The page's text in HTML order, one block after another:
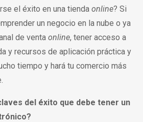
el éxito en una tienda online? Si
un negocio en la nube o ya
de venta online, tener acceso a
y recursos de aplicación práctica y
tiempo y hará tu comercio más
del éxito que debe tener un